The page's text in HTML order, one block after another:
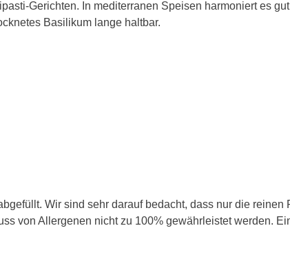
Gerichten. In mediterranen Speisen harmoniert es
Basilikum lange haltbar.
Wir sind sehr darauf bedacht, dass nur die
von Allergenen nicht zu 100% gewährleistet werden.